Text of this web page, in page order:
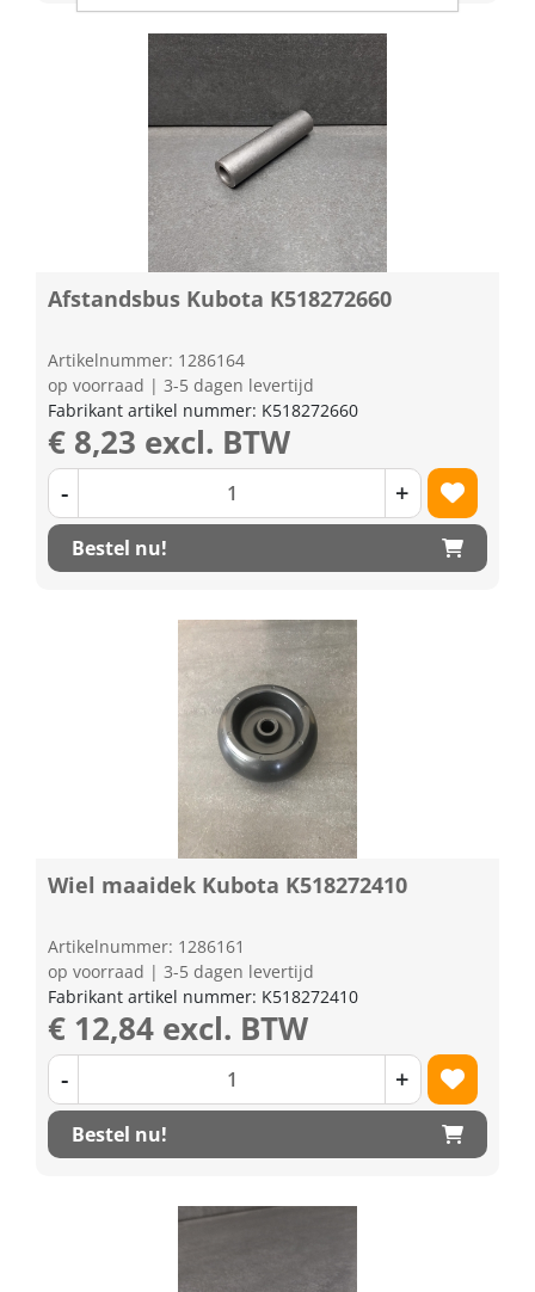
Afstandsbus Kubota K518272660
Artikelnummer: 1286164
op voorraad | 3-5 dagen levertijd
Fabrikant artikel nummer: K518272660
€ 8,23 excl. BTW
- +
Bestel nu!
Wiel maaidek Kubota K518272410
Artikelnummer: 1286161
op voorraad | 3-5 dagen levertijd
Fabrikant artikel nummer: K518272410
€ 12,84 excl. BTW
- +
Bestel nu!